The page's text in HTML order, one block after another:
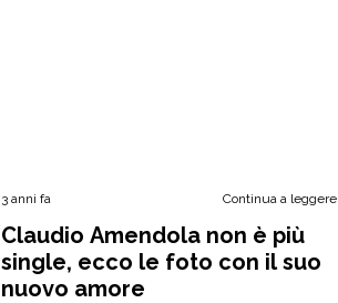
3 anni fa Continua a leggere
Claudio Amendola non è più
single, ecco le foto con il suo
nuovo amore